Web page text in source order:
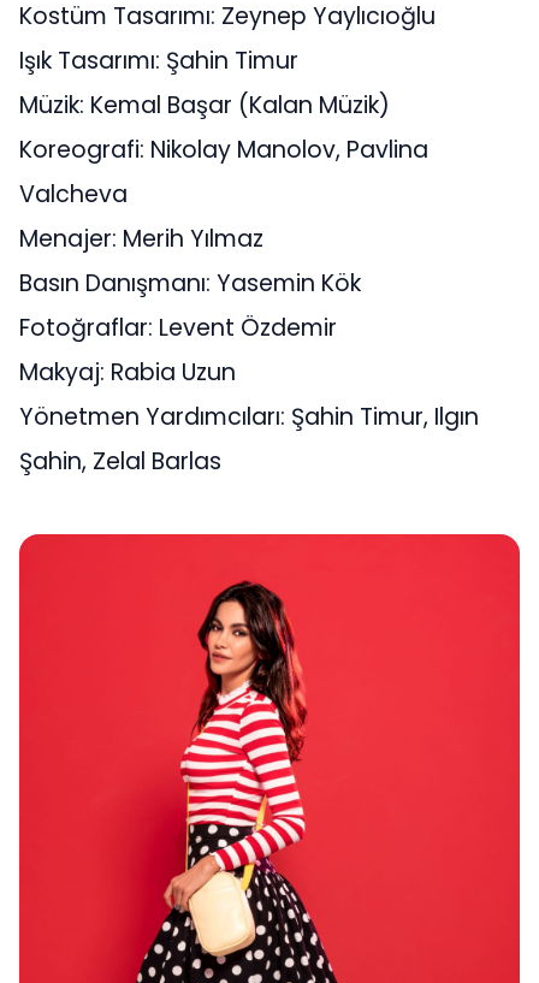
Kostüm Tasarımı: Zeynep Yaylıcıoğlu
Işık Tasarımı: Şahin Timur
Müzik: Kemal Başar (Kalan Müzik)
Koreografi: Nikolay Manolov, Pavlina
Valcheva
Menajer: Merih Yılmaz
Basın Danışmanı: Yasemin Kök
Fotoğraflar: Levent Özdemir
Makyaj: Rabia Uzun
Yönetmen Yardımcıları: Şahin Timur, Ilgın
Şahin, Zelal Barlas